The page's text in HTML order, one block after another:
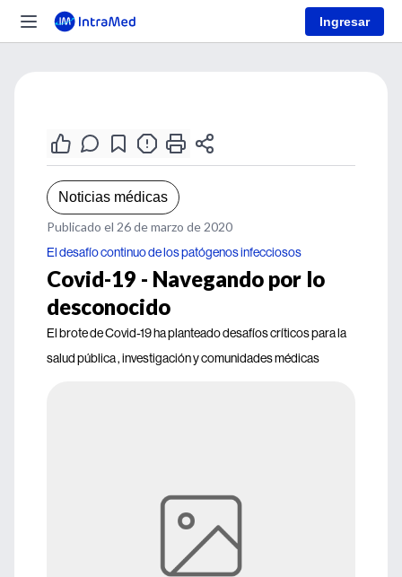
Ingresar
Noticias médicas
Publicado el 26 de marzo de 2020
El desafío continuo de los patógenos infecciosos
Covid-19 - Navegando por lo
desconocido
El brote de Covid-19 ha planteado desafíos críticos para la
salud pública , investigación y comunidades médicas